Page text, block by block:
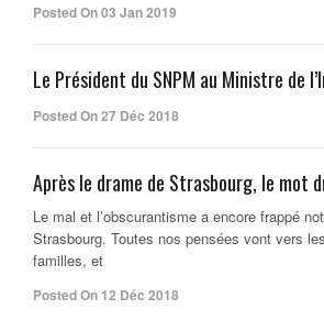
Posted On 03 Jan 2019
Le Président du SNPM au Ministre de
Posted On 27 Déc 2018
Après le drame de Strasbourg, le mot
Le mal et l’obscurantisme a encore frappé
Strasbourg. Toutes nos pensées vont vers
familles, et
Posted On 12 Déc 2018